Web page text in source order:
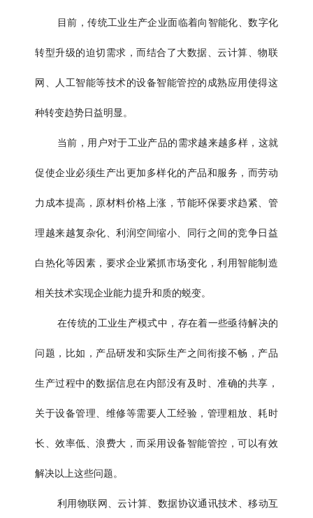
目前，传统工业生产企业面临着向智能化、数字化
转型升级的迫切需求，而结合了大数据、云计算、物联
网、人工智能等技术的设备智能管控的成熟应用使得这
种转变趋势日益明显。
当前，用户对于工业产品的需求越来越多样，这就
促使企业必须生产出更加多样化的产品和服务，而劳动
力成本提高，原材料价格上涨，节能环保要求趋紧、管
理越来越复杂化、利润空间缩小、同行之间的竞争日益
白热化等因素，要求企业紧抓市场变化，利用智能制造
相关技术实现企业能力提升和质的蜕变。
在传统的工业生产模式中，存在着一些亟待解决的
问题，比如，产品研发和实际生产之间衔接不畅，产品
生产过程中的数据信息在内部没有及时、准确的共享，
关于设备管理、维修等需要人工经验，管理粗放、耗时
长、效率低、浪费大，而采用设备智能管控，可以有效
解决以上这些问题。
利用物联网、云计算、数据协议通讯技术、移动互